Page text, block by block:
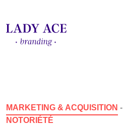
MARKETING & ACQUISITION -
NOTORIÉTÉ